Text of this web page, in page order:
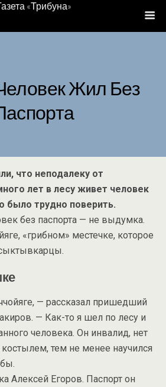
«Трибуна»
Жил Без
что неподалеку от
лет в лесу живет человек
было трудно поверить.
без паспорта — не выдумка.
«грибном» местечке, которое
— рассказал пришедший
— Как-то я шел по лесу и
человека. Он инвалид, нет
костылем, тем не менее научился
Алексей Егоров. Паспорт он